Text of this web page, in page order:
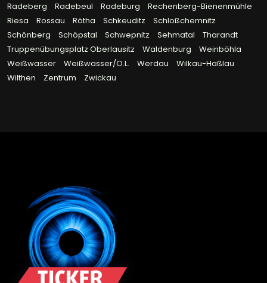
Radeberg
Radebeul Radeburg
Rechenberg-Bienenmühle
Riesa
Rossau Rötha Schkeuditz
Schloßchemnitz
Schönberg
Schöpstal Schwepnitz Sehmatal
Tharandt
Truppenübungsplatz Oberlausitz
Waldenburg
Weinböhla
Weißwasser
Weißwasser/O.L. Werdau
Wilkau-Haßlau
Wilthen
Zentrum Zwickau